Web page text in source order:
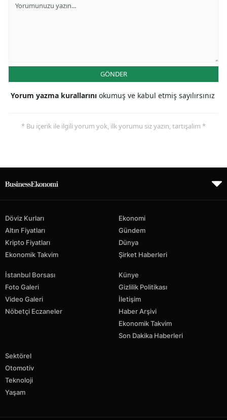
GÖNDER
Yorum yazma kurallarını okumuş ve kabul etmiş sayılırsınız
* Bu içerik ile ilgili yorum yok, ilk yorumu siz yazın, tartışalım *
Döviz Kurları
Altın Fiyatları
Kripto Fiyatları
Ekonomik Takvim
Ekonomi
Gündem
Dünya
Şirket Haberleri
İstanbul Borsası
Foto Galeri
Video Galeri
Nöbetçi Eczaneler
Künye
Gizlilik Politikası
İletişim
Haber Arşivi
Ekonomik Takvim
Son Dakika Haberleri
Sektörel
Otomotiv
Teknoloji
Yaşam